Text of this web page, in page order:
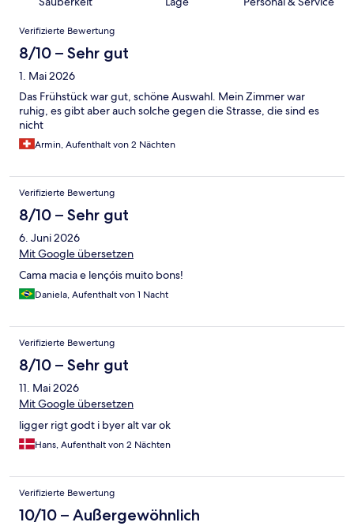
Bewertungen
Verifizierte Bewertung
8/10 – Sehr gut
1. Mai 2026
Das Frühstück war gut, schöne Auswahl. Mein Zimmer war
ruhig, es gibt aber auch solche gegen die Strasse, die sind es
nicht
Armin, Aufenthalt von 2 Nächten
Verifizierte Bewertung
8/10 – Sehr gut
6. Juni 2026
Mit Google übersetzen
Cama macia e lençóis muito bons!
Daniela, Aufenthalt von 1 Nacht
Verifizierte Bewertung
8/10 – Sehr gut
11. Mai 2026
Mit Google übersetzen
ligger rigt godt i byer alt var ok
Hans, Aufenthalt von 2 Nächten
Verifizierte Bewertung
10/10 – Außergewöhnlich